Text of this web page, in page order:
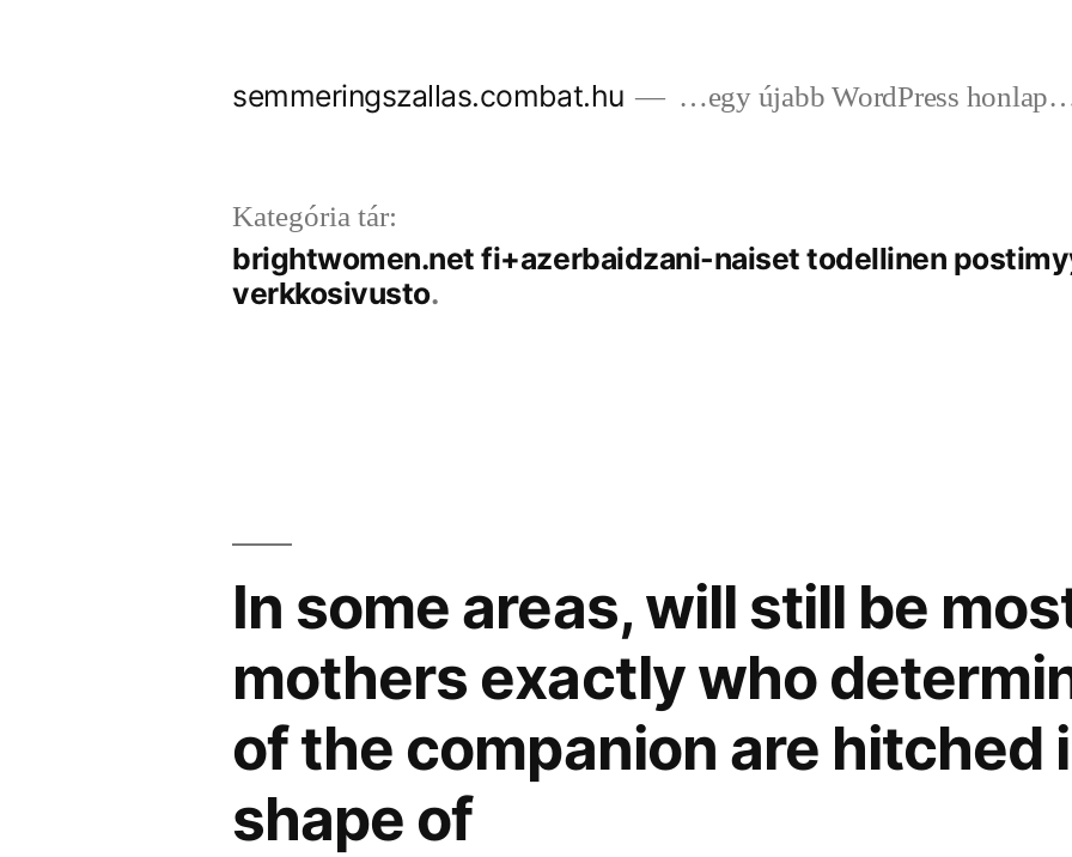
semmeringszallas.combat.hu …egy újabb WordPress
Kategória tár:
brightwomen.net fi+azerbaidzani-naiset todellinen
verkkosivusto
In some areas, will still be
mothers exactly who
of the companion are hitched
shape of